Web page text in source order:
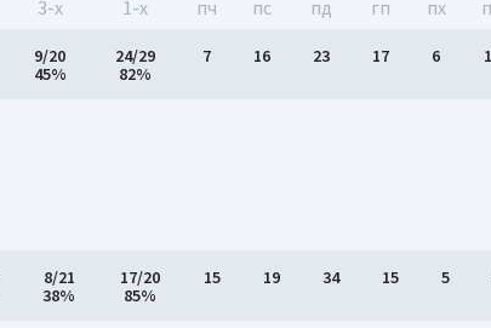
3-x 1-x пч пс пд гп пх
9/20
45%
24/29
82%
7 16 23 17 6
8/21
38%
17/20
85%
15 19 34 15 5